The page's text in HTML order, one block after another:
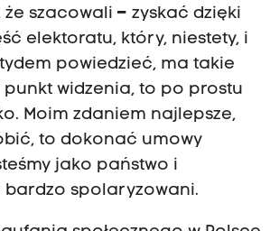
że szacowali – zyskać dzięki
elektoratu, który, niestety, i
powiedzieć, ma takie
widzenia, to po prostu
Moim zdaniem najlepsze,
to dokonać umowy
jako państwo i
bardzo spolaryzowani.